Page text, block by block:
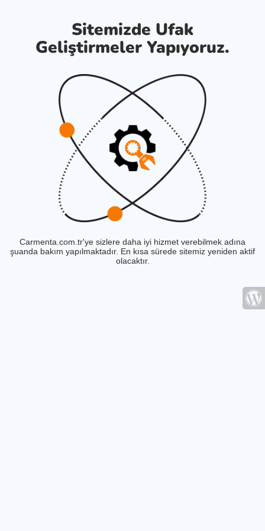
Sitemizde Ufak
Geliştirmeler Yapıyoruz.
Carmenta.com.tr'ye sizlere daha iyi hizmet verebilmek adına
şuanda bakım yapılmaktadır. En kısa sürede sitemiz yeniden aktif
olacaktır.